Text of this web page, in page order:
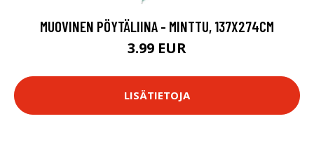
MUOVINEN PÖYTÄLIINA - MINTTU, 137X274CM
3.99 EUR
LISÄTIETOJA